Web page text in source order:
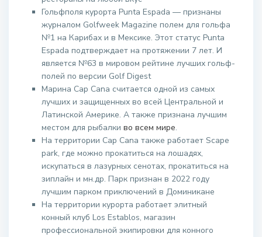
Гольфполя курорта Punta Espada — признаны
журналом Golfweek Magazine полем для гольфа
№1 на Карибах и в Мексике. Этот статус Punta
Espada подтверждает на протяжении 7 лет. И
является №63 в мировом рейтине лучших гольф-
полей по версии Golf Digest
Марина Cap Cana считается одной из самых
лучших и защищенных во всей Центральной и
Латинской Америке. А также признана лучшим
местом для рыбалки во всем мире.
На территории Cap Cana также работает Scape
park, где можно прокатиться на лошадях,
искупаться в лазурных сенотах, прокатиться на
зиплайн и мн.др. Парк признан в 2022 году
лучшим парком приключений в Доминикане
На территории курорта работает элитный
конный клуб Los Establos, магазин
профессиональной экипировки для конного